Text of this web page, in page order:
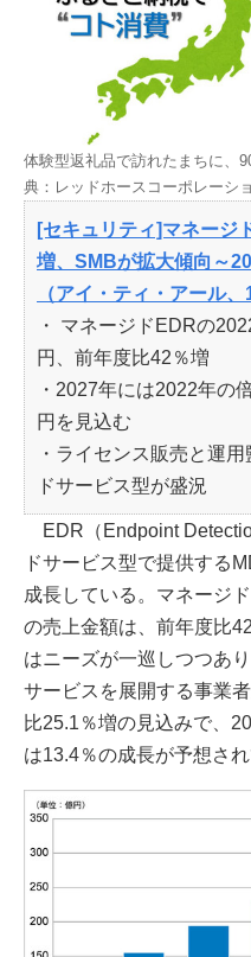
体験型返礼品で訪れたまちに、
典：レッドホースコーポレーショ
[セキュリティ]マネージ
増、SMBが拡大傾向～
（アイ・ティ・アール、
・ マネージドEDRの
円、前年度比42％増
・2027年には2022年の
円を見込む
・ライセンス販売と運
ドサービス型が盛況
EDR（Endpoint
ドサービス型で提供する
成長している。マネージ
の売上金額は、前年度比
はニーズが一巡しつつあ
サービスを展開する事業
比25.1％増の見込みで、
は13.4％の成長が予想され